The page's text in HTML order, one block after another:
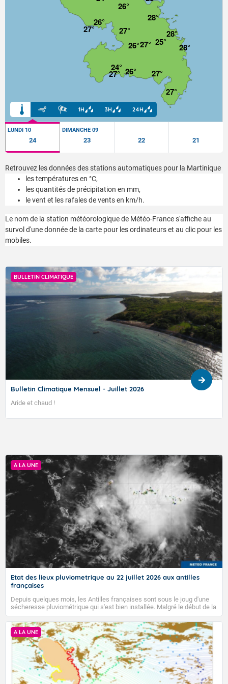
1H 3H 24H
27°
24°
26°
26°
27°
28°
28°
27°
27°
25°
26°
27°
27°
26°
28°
LUNDI 10
24
DIMANCHE 09
23 22 21
Retrouvez les données des stations automatiques pour la Martinique
les températures en °C,
les quantités de précipitation en mm,
le vent et les rafales de vents en km/h.
Le nom de la station météorologique de Météo-France s'affiche au
survol d'une donnée de la carte pour les ordinateurs et au clic pour les
mobiles.
BULLETIN CLIMATIQUE
Bulletin Climatique Mensuel - Juillet 2026
Aride et chaud !
A LA UNE
Etat des lieux pluviometrique au 22 juillet 2026 aux antilles
françaises
Depuis quelques mois, les Antilles françaises sont sous le joug d'une
sécheresse pluviométrique qui s'est bien installée. Malgré le début de la
saison des pluies, elle ne semble pas vouloir s'en aller...
A LA UNE